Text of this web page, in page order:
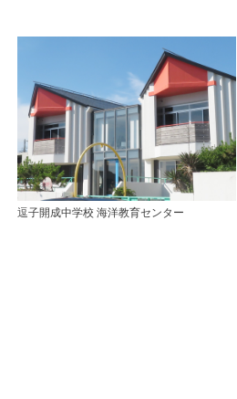
逗子開成中学校 海洋教育センター